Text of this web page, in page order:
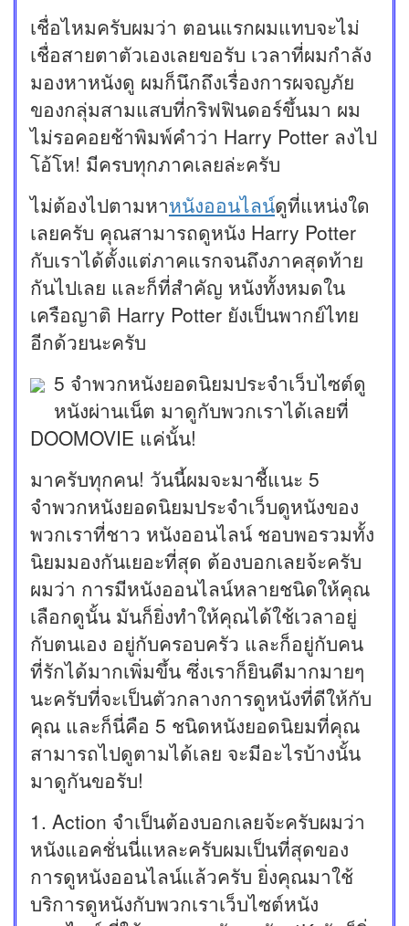
เชื่อไหมครับผมว่า ตอนแรกผมแทบจะไม่
เชื่อสายตาตัวเองเลยขอรับ เวลาที่ผมกำลัง
มองหาหนังดู ผมก็นึกถึงเรื่องการผจญภัย
ของกลุ่มสามแสบที่กริฟฟินดอร์ขึ้นมา ผม
ไม่รอคอยช้าพิมพ์คำว่า Harry Potter ลงไป
โอ้โห! มีครบทุกภาคเลยล่ะครับ
ไม่ต้องไปตามหาหนังออนไลน์ดูที่แหน่งใด
เลยครับ คุณสามารถดูหนัง Harry Potter
กับเราได้ตั้งแต่ภาคแรกจนถึงภาคสุดท้าย
กันไปเลย และก็ที่สำคัญ หนังทั้งหมดใน
เครือญาติ Harry Potter ยังเป็นพากย์ไทย
อีกด้วยนะครับ
5 จำพวกหนังยอดนิยมประจำเว็บไซต์ดู
หนังผ่านเน็ต มาดูกับพวกเราได้เลยที่
DOOMOVIE แค่นั้น!
มาครับทุกคน! วันนี้ผมจะมาชี้แนะ 5
จำพวกหนังยอดนิยมประจำเว็บดูหนังของ
พวกเราที่ชาว หนังออนไลน์ ชอบพอรวมทั้ง
นิยมมองกันเยอะที่สุด ต้องบอกเลยจ้ะครับ
ผมว่า การมีหนังออนไลน์หลายชนิดให้คุณ
เลือกดูนั้น มันก็ยิ่งทำให้คุณได้ใช้เวลาอยู่
กับตนเอง อยู่กับครอบครัว และก็อยู่กับคน
ที่รักได้มากเพิ่มขึ้น ซึ่งเราก็ยินดีมากมายๆ
นะครับที่จะเป็นตัวกลางการดูหนังที่ดีให้กับ
คุณ และก็นี่คือ 5 ชนิดหนังยอดนิยมที่คุณ
สามารถไปดูตามได้เลย จะมีอะไรบ้างนั้น
มาดูกันขอรับ!
1. Action จำเป็นต้องบอกเลยจ้ะครับผมว่า
หนังแอคชั่นนี่แหละครับผมเป็นที่สุดของ
การดูหนังออนไลน์แล้วครับ ยิ่งคุณมาใช้
บริการดูหนังกับพวกเราเว็บไซต์หนัง